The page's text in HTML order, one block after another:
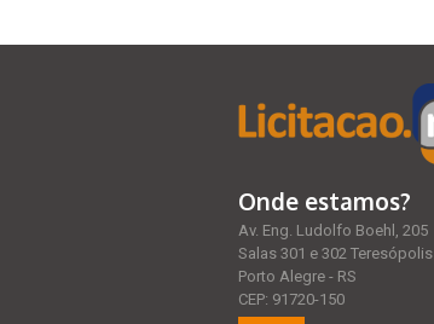
Onde estamos?
Av. Eng. Ludolfo Boehl, 205
Salas 301 e 302 Teresópolis
Porto Alegre - RS
CEP: 91720-150